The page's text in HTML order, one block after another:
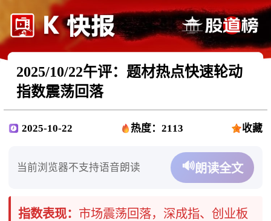
2025/10/22午评：题材热点快速轮动
指数震荡回落
2025-10-22 热度：2113 收藏
当前浏览器不支持语音朗读 🔊朗读全文
指数表现： 市场震荡回落，深成指、创业板